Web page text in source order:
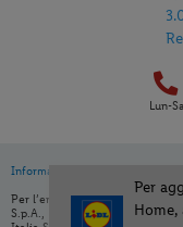
Lun-
Informativa privacy
Per l’erogazione dei servizi di
S.p.A., Largo Cesare Battisti,
Per